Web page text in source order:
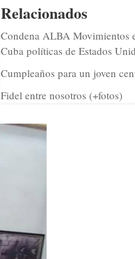
Relacionados
Condena ALBA Movimientos
Cuba políticas de Estados
Cumpleaños para un joven
Fidel entre nosotros (+fotos)